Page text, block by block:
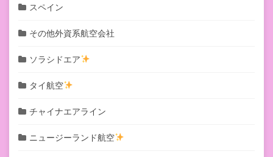
スペイン
その他外資系航空会社
ソラシドエア
タイ航空
チャイナエアライン
ニュージーランド航空